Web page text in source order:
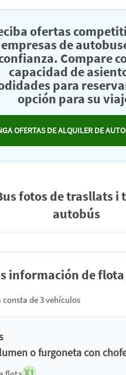
ofertas
empresas de
Compare
capacidad de
para
opción para su
OFERTAS DE ALQUILER DE
fotos de trasllats i
autobús
información de
de 3 vehículos
o furgoneta con